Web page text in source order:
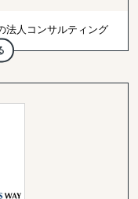
法人コンサルティング
業承継、M&A、海外ビ
ます。日本本社には約
ています。
ているかを整理しなが
ています。